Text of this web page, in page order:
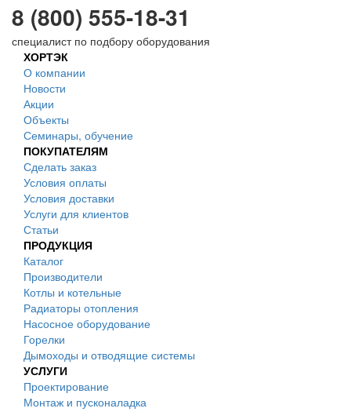
8 (800) 555-18-31
специалист по подбору оборудования
ХОРТЭК
О компании
Новости
Акции
Объекты
Семинары, обучение
ПОКУПАТЕЛЯМ
Сделать заказ
Условия оплаты
Условия доставки
Услуги для клиентов
Статьи
ПРОДУКЦИЯ
Каталог
Производители
Котлы и котельные
Радиаторы отопления
Насосное оборудование
Горелки
Дымоходы и отводящие системы
УСЛУГИ
Проектирование
Монтаж и пусконаладка